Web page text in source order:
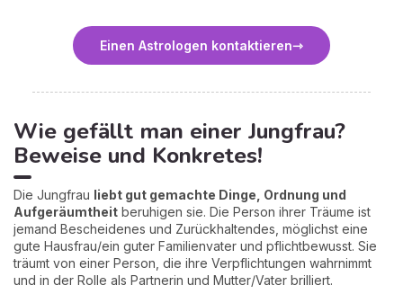
Einen Astrologen kontaktieren
Wie gefällt man einer Jungfrau?
Beweise und Konkretes!
Die Jungfrau liebt gut gemachte Dinge, Ordnung und
Aufgeräumtheit beruhigen sie. Die Person ihrer Träume ist
jemand Bescheidenes und Zurückhaltendes, möglichst eine
gute Hausfrau/ein guter Familienvater und pflichtbewusst. Sie
träumt von einer Person, die ihre Verpflichtungen wahrnimmt
und in der Rolle als Partnerin und Mutter/Vater brilliert.